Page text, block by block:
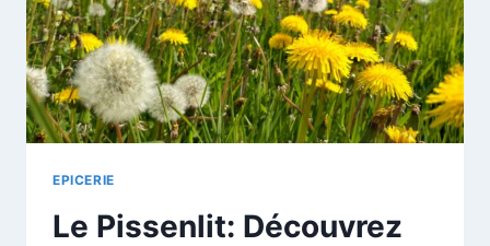
EPICERIE
Le Pissenlit: Découvrez